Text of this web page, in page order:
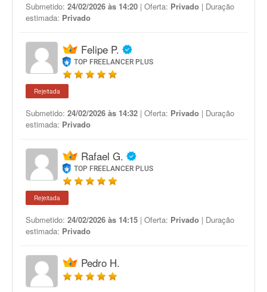
Submetido: 24/02/2026 às 14:20 | Oferta: Privado | Duração
estimada: Privado
Felipe P.
TOP FREELANCER PLUS
Rejeitada
Submetido: 24/02/2026 às 14:32 | Oferta: Privado | Duração
estimada: Privado
Rafael G.
TOP FREELANCER PLUS
Rejeitada
Submetido: 24/02/2026 às 14:15 | Oferta: Privado | Duração
estimada: Privado
Pedro H.